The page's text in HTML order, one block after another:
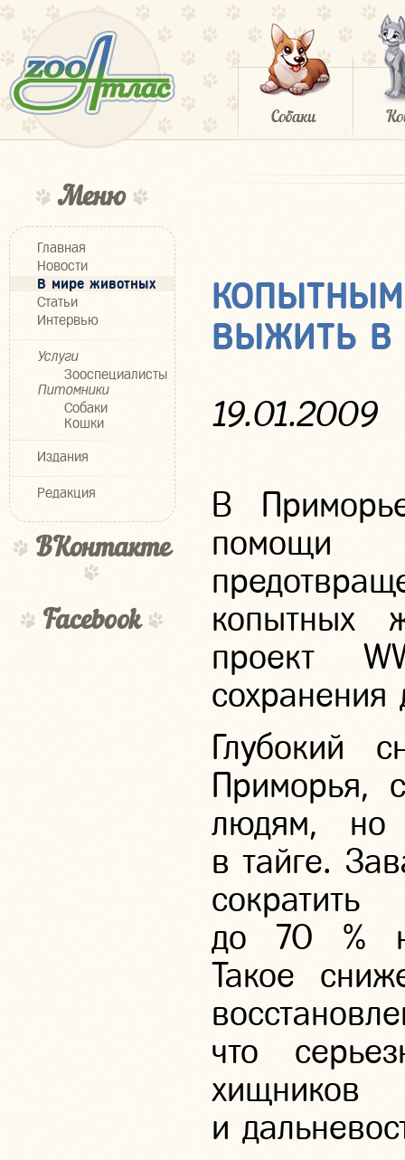
Меню
Главная
Новости
В мире животных
Статьи
Интервью
Услуги
Зооспециалисты
Питомники
Собаки
Кошки
Издания
Редакция
ВКонтакте
Facebook
ВЫЖИТЬ В
19.01.2009
В
помощи
копытных
проект
сохранения
Глубокий
Приморья,
людям, но
в тайге.
до 70 %
Такое
что
и